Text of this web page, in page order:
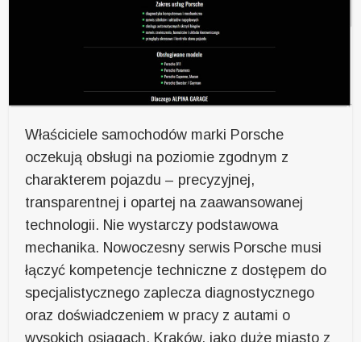
Właściciele samochodów marki Porsche
oczekują obsługi na poziomie zgodnym z
charakterem pojazdu – precyzyjnej,
transparentnej i opartej na zaawansowanej
technologii. Nie wystarczy podstawowa
mechanika. Nowoczesny serwis Porsche musi
łączyć kompetencje techniczne z dostępem do
specjalistycznego zaplecza diagnostycznego
oraz doświadczeniem w pracy z autami o
wysokich osiągach. Kraków, jako duże miasto z